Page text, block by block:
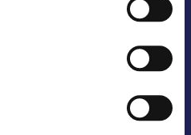
perinnön tuleville
suojelija, meren